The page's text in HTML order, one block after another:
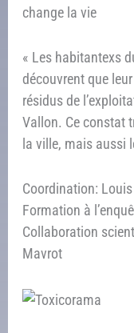
change la vie
« Les habitantexs
découvrent que
résidus de
Vallon. Ce constat
la ville, mais aussi
Coordination: Louis
Formation à
Collaboration
Mavrot